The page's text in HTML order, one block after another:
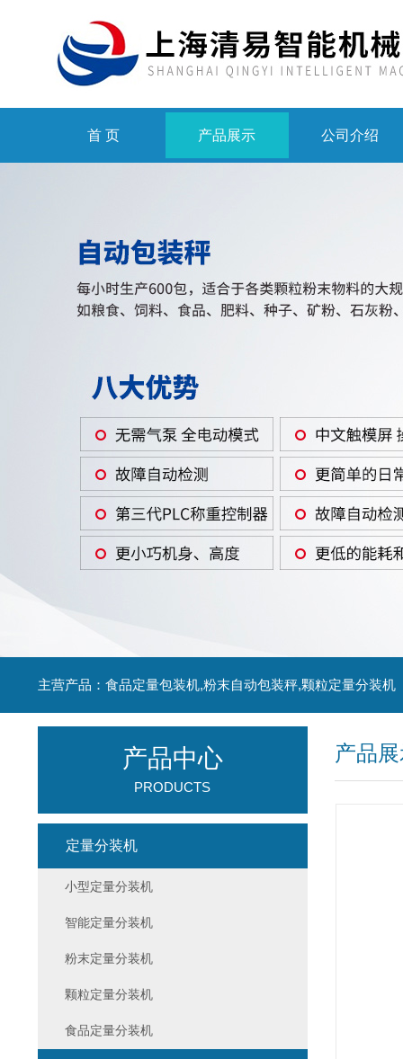
首 页 产品展示 公司介绍
主营产品：食品定量包装机,粉末自动包装秤,颗粒定量分装机
产品
产品中心
PRODUCTS
定量分装机
小型定量分装机
智能定量分装机
粉末定量分装机
颗粒定量分装机
食品定量分装机